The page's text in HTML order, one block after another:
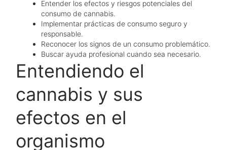
Entender los efectos y riesgos potenciales del
consumo de cannabis.
Implementar prácticas de consumo seguro y
responsable.
Reconocer los signos de un consumo problemático.
Buscar ayuda profesional cuando sea necesario.
Entendiendo el
cannabis y sus
efectos en el
organismo